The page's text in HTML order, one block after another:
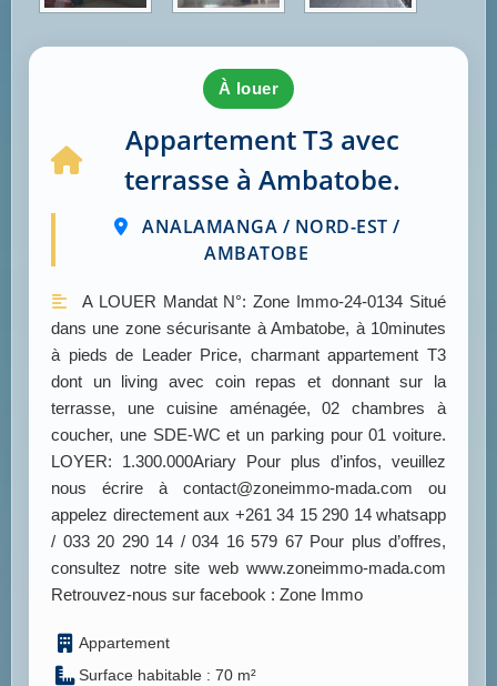
à louer
Appartement T3 avec
terrasse à Ambatobe.
ANALAMANGA / NORD-EST /
AMBATOBE
A LOUER Mandat N°: Zone Immo-24-0134 Situé
dans une zone sécurisante à Ambatobe, à 10minutes
à pieds de Leader Price, charmant appartement T3
dont un living avec coin repas et donnant sur la
terrasse, une cuisine aménagée, 02 chambres à
coucher, une SDE-WC et un parking pour 01 voiture.
LOYER: 1.300.000Ariary Pour plus d’infos, veuillez
nous écrire à contact@zoneimmo-mada.com ou
appelez directement aux +261 34 15 290 14 whatsapp
/ 033 20 290 14 / 034 16 579 67 Pour plus d’offres,
consultez notre site web www.zoneimmo-mada.com
Retrouvez-nous sur facebook : Zone Immo
Appartement
Surface habitable : 70 m²